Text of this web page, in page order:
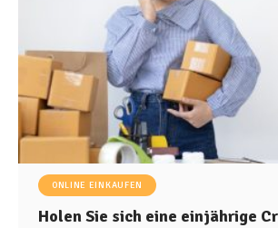
ONLINE EINKAUFEN
Holen Sie sich eine einjährige